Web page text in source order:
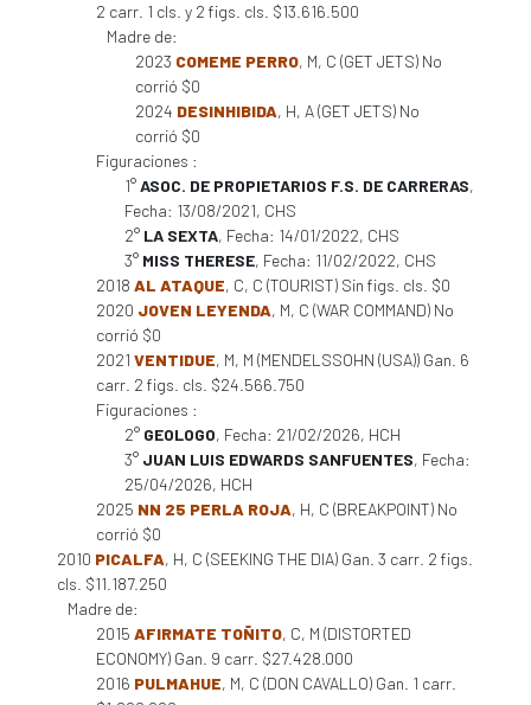
2 carr. 1 cls. y 2 figs. cls. $13.616.500
Madre de:
2023 COMEME PERRO, M, C (GET JETS) No
corrió $0
2024 DESINHIBIDA, H, A (GET JETS) No
corrió $0
Figuraciones :
1°ASOC. DE PROPIETARIOS F.S. DE CARRERAS,
Fecha: 13/08/2021, CHS
2° LA SEXTA, Fecha: 14/01/2022, CHS
3° MISS THERESE, Fecha: 11/02/2022, CHS
2018 AL ATAQUE, C, C (TOURIST) Sin figs. cls. $0
2020 JOVEN LEYENDA, M, C (WAR COMMAND) No
corrió $0
2021 VENTIDUE, M, M (MENDELSSOHN (USA)) Gan. 6
carr. 2 figs. cls. $24.566.750
Figuraciones :
2° GEOLOGO, Fecha: 21/02/2026, HCH
3° JUAN LUIS EDWARDS SANFUENTES, Fecha:
25/04/2026, HCH
2025 NN 25 PERLA ROJA, H, C (BREAKPOINT) No
corrió $0
2010 PICALFA, H, C (SEEKING THE DIA) Gan. 3 carr. 2 figs.
cls. $11.187.250
Madre de:
2015 AFIRMATE TOÑITO, C, M (DISTORTED
ECONOMY) Gan. 9 carr. $27.428.000
2016 PULMAHUE, M, C (DON CAVALLO) Gan. 1 carr.